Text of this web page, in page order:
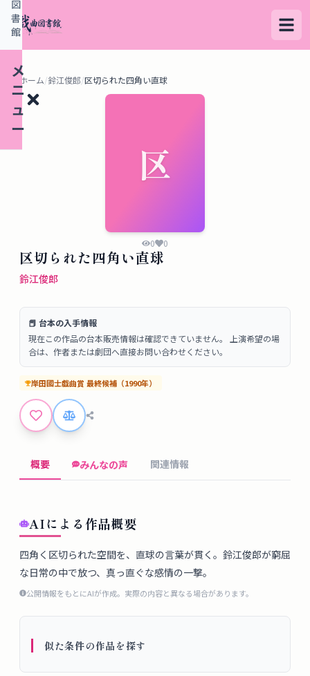
メ
ニ
ュ
ー
デ
タ
ベ
ー
ス
掲
示
ツ
ル
ブ
ロ
グ
要
図
書
館
ホーム/鈴江俊郎/区切られた四角い直球
区
0 0
区切られた四角い直球
鈴江俊郎
📕 台本の入手情報
現在この作品の台本販売情報は確認できていません。 上演希望の場
合は、作者または劇団へ直接お問い合わせください。
岸田國士戯曲賞 最終候補 （1990年）
概要 みんなの声 関連情報
AIによる作品概要
四角く区切られた空間を、直球の言葉が貫く。鈴江俊郎が窮屈
な日常の中で放つ、真っ直ぐな感情の一撃。
公開情報をもとにAIが作成。実際の内容と異なる場合があります。
似た条件の作品を探す